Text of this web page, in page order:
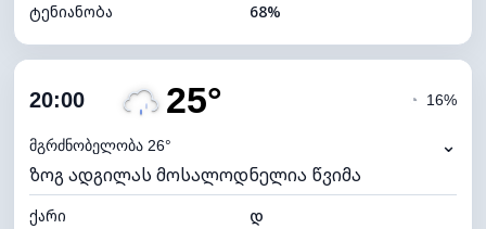
ტენიანობა
68%
ღრუბლიანობა
ნამის წერტილი
ხილვადობა
10 კმ
განათების ინდექსი 4 (მკრთალი)
20:00 25°
მგრძნობელობა 26°
◔ 16%
⌄
ზოგ ადგილას მოსალოდნელია წვიმა
ქარი
დ